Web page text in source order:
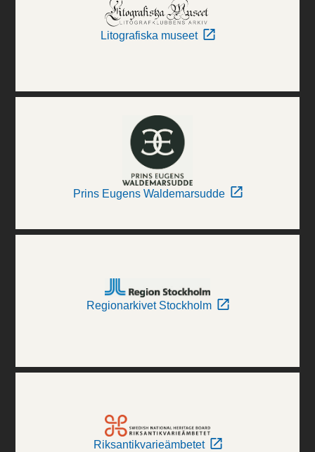
Litografiska museet
Prins Eugens Waldemarsudde
Regionarkivet Stockholm
Riksantikvarieämbetet